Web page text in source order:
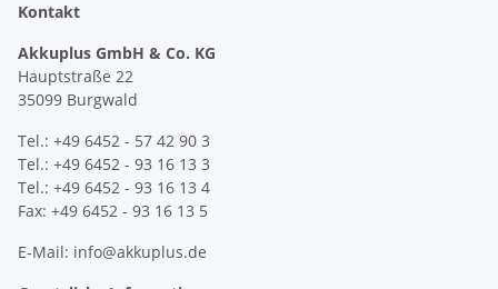
Kontakt
Akkuplus GmbH & Co. KG
Hauptstraße 22
35099 Burgwald
Tel.: +49 6452 - 57 42 90 3
Tel.: +49 6452 - 93 16 13 3
Tel.: +49 6452 - 93 16 13 4
Fax: +49 6452 - 93 16 13 5
E-Mail: info@akkuplus.de